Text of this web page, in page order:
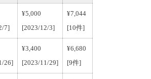
7]
¥5,000
[2023/12/3]
¥7,044
[10件]
26]
¥3,400
[2023/11/29]
¥6,680
[9件]